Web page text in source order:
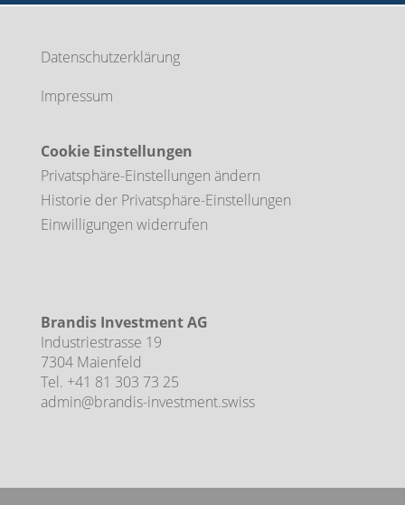
Datenschutzerklärung
Impressum
Cookie Einstellungen
Privatsphäre-Einstellungen ändern
Historie der Privatsphäre-Einstellungen
Einwilligungen widerrufen
Brandis Investment AG
Industriestrasse 19
7304 Maienfeld
Tel. +41 81 303 73 25
admin@brandis-investment.swiss